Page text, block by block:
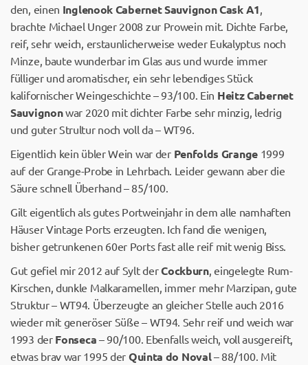
den, einen Inglenook Cabernet Sauvignon Cask A1,
brachte Michael Unger 2008 zur Prowein mit. Dichte Farbe,
reif, sehr weich, erstaunlicherweise weder Eukalyptus noch
Minze, baute wunderbar im Glas aus und wurde immer
fülliger und aromatischer, ein sehr lebendiges Stück
kalifornischer Weingeschichte – 93/100. Ein Heitz Cabernet
Sauvignonwar 2020 mit dichter Farbe sehr minzig, ledrig
und guter Strultur noch voll da – WT96.
Eigentlich kein übler Wein war der Penfolds Grange 1999
auf der Grange-Probe in Lehrbach. Leider gewann aber die
Säure schnell Überhand – 85/100.
Gilt eigentlich als gutes Portweinjahr in dem alle namhaften
Häuser Vintage Ports erzeugten. Ich fand die wenigen,
bisher getrunkenen 60er Ports fast alle reif mit wenig Biss.
Gut gefiel mir 2012 auf Sylt derCockburn, eingelegte Rum-
Kirschen, dunkle Malkaramellen, immer mehr Marzipan, gute
Struktur – WT94. Überzeugte an gleicher Stelle auch 2016
wieder mit generöser Süße – WT94. Sehr reif und weich war
1993 der Fonseca – 90/100. Ebenfalls weich, voll ausgereift,
etwas brav war 1995 der Quinta do Noval– 88/100. Mit